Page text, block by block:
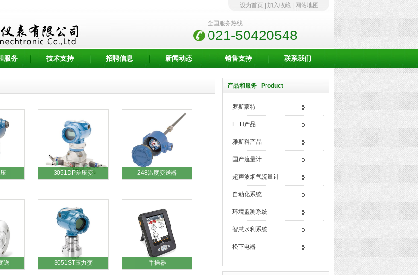
设为首页| 加入收藏| 网站地图
全国服务热线
021-50420548
服务 技术支持 招聘信息 新闻动态 销售支持 联系我们
产品和服务 Product
罗斯蒙特
E+H产品
雅斯科产品
国产流量计
超声波烟气流量计
自动化系统
环境监测系统
智慧水利系统
松下电器
3051DP差压变 248温度变送器
送 3051ST压力变 手操器